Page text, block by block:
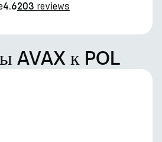
4.6203 reviews
AVAX к POL